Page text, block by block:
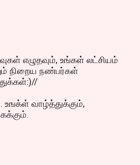
எழுதவும், உங்கள் லட்சியம்
நிறைய நண்பர்கள்
உஙக்ள் வாழ்த்துக்கும்,